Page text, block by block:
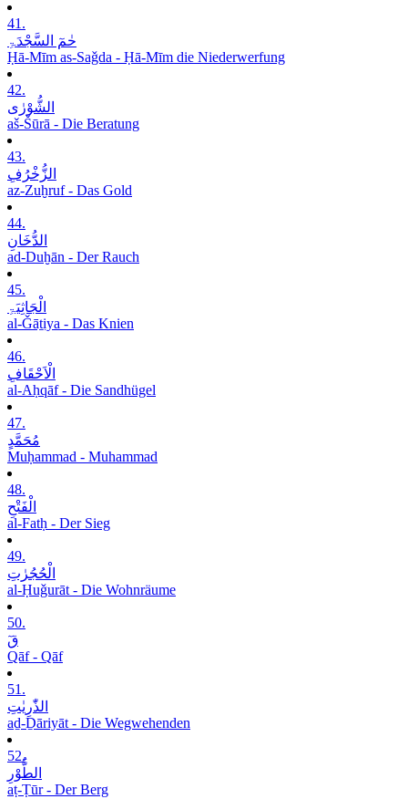
41.
حٰمٓ السَّجْدَۃِ
Ḥā-Mīm as-Saǧda - Ḥā-Mīm die Niederwerfung
42.
الشُّوْرٰی
aš-Šūrā - Die Beratung
43.
الزُّخْرُفِ
az-Zuḫruf - Das Gold
44.
الدُّخَانِ
ad-Duḫān - Der Rauch
45.
الْجَاثِیَۃِ
al-Ǧāṯiya - Das Knien
46.
الْاَحْقَافِ
al-Aḥqāf - Die Sandhügel
47.
مُحَمَّدٍ
Muḥammad - Muhammad
48.
الْفَتْحِ
al-Fatḥ - Der Sieg
49.
الْحُجُرٰتِ
al-Ḥuǧurāt - Die Wohnräume
50.
قٓ
Qāf - Qāf
51.
الذّٰرِیٰتِ
aḏ-Ḏāriyāt - Die Wegwehenden
52.
الطُّوْرِ
aṭ-Ṭūr - Der Berg